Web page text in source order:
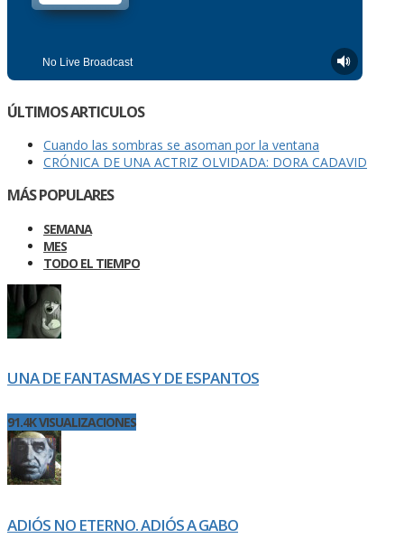
ÚLTIMOS ARTICULOS
Cuando las sombras se asoman por la ventana
CRÓNICA DE UNA ACTRIZ OLVIDADA: DORA CADAVID
MÁS POPULARES
SEMANA
MES
TODO EL TIEMPO
UNA DE FANTASMAS Y DE ESPANTOS
91.4K VISUALIZACIONES
ADIÓS NO ETERNO. ADIÓS A GABO